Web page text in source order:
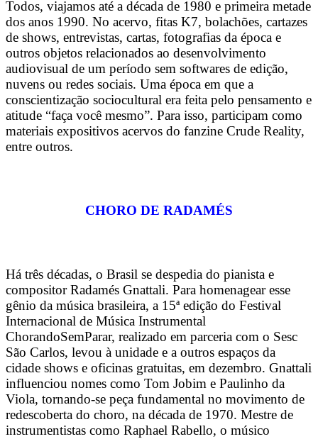
Todos, viajamos até a década de 1980 e primeira metade
dos anos 1990. No acervo, fitas K7, bolachões, cartazes
de shows, entrevistas, cartas, fotografias da época e
outros objetos relacionados ao desenvolvimento
audiovisual de um período sem softwares de edição,
nuvens ou redes sociais. Uma época em que a
conscientização sociocultural era feita pelo pensamento e
atitude “faça você mesmo”. Para isso, participam como
materiais expositivos acervos do fanzine Crude Reality,
entre outros.
CHORO DE RADAMÉS
Há três décadas, o Brasil se despedia do pianista e
compositor Radamés Gnattali. Para homenagear esse
gênio da música brasileira, a 15ª edição do Festival
Internacional de Música Instrumental
ChorandoSemParar, realizado em parceria com o Sesc
São Carlos, levou à unidade e a outros espaços da
cidade shows e oficinas gratuitas, em dezembro. Gnattali
influenciou nomes como Tom Jobim e Paulinho da
Viola, tornando-se peça fundamental no movimento de
redescoberta do choro, na década de 1970. Mestre de
instrumentistas como Raphael Rabello, o músico